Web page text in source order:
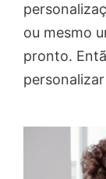
ou mesmo
pronto.